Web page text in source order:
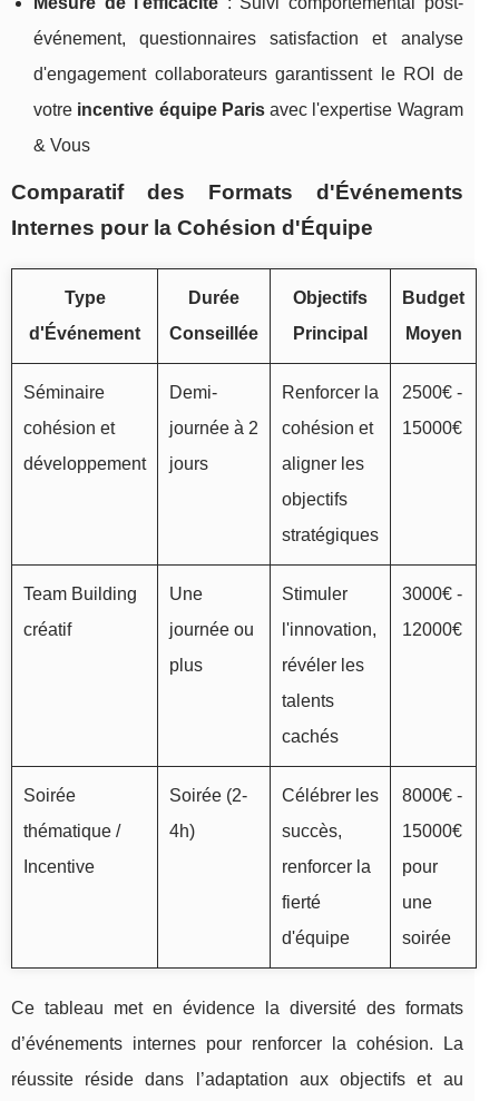
événement, questionnaires satisfaction et analyse
d'engagement collaborateurs garantissent le ROI de
votre incentive équipe Parisavec l'expertise Wagram
& Vous
Comparatif des Formats d'Événements
Internes pour la Cohésion d'Équipe
Type
d'Événement
Durée
Conseillée
Objectifs
Principal
Budget
Moyen
Séminaire
cohésion et
développement
Demi-
journée à 2
jours
Renforcer la
cohésion et
aligner les
objectifs
stratégiques
2500€ -
15000€
Team Building
créatif
Une
journée ou
plus
Stimuler
l'innovation,
révéler les
talents
cachés
3000€ -
12000€
Soirée
thématique /
Incentive
Soirée (2-
4h)
Célébrer les
succès,
renforcer la
fierté
d'équipe
8000€ -
15000€
pour
une
soirée
Ce tableau met en évidence la diversité des formats
d’événements internes pour renforcer la cohésion. La
réussite réside dans l’adaptation aux objectifs et au